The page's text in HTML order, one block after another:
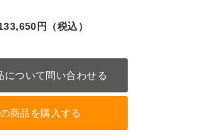
円（税込）
について問い合わせる
商品を購入する